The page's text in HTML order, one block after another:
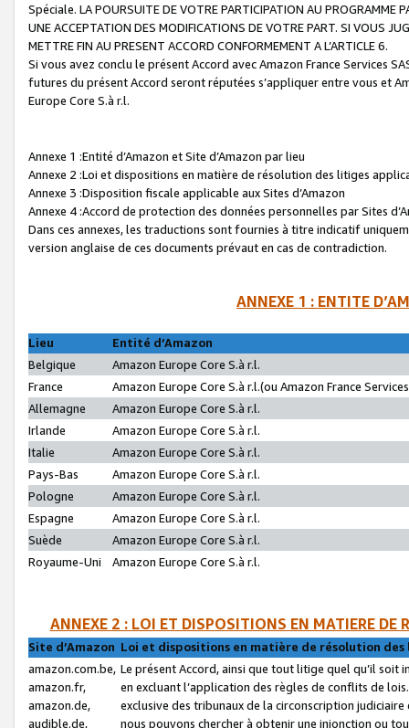
Spéciale. LA POURSUITE DE VOTRE PARTICIPATION AU PROGRAMME
UNE ACCEPTATION DES MODIFICATIONS DE VOTRE PART. SI VOUS
METTRE FIN AU PRESENT ACCORD CONFORMEMENT A L’ARTICLE 6.
Si vous avez conclu le présent Accord avec Amazon France Services
futures du présent Accord seront réputées s’appliquer entre vous et
Europe Core S.à r.l.
Annexe 1 :Entité d’Amazon et Site d’Amazon par lieu
Annexe 2 :Loi et dispositions en matière de résolution des litiges
Annexe 3 :Disposition fiscale applicable aux Sites d’Amazon
Annexe 4 :Accord de protection des données personnelles par Sites
Dans ces annexes, les traductions sont fournies à titre indicatif
version anglaise de ces documents prévaut en cas de contradiction.
ANNEXE 1 : ENTITE
Lieu
Entité d’Amazon
Belgique
Amazon Europe Core S.à r.l.
France
Amazon Europe Core S.à r.l.(ou Amazon France
Allemagne
Amazon Europe Core S.à r.l.
Irlande
Amazon Europe Core S.à r.l.
Italie
Amazon Europe Core S.à r.l.
Pays-Bas
Amazon Europe Core S.à r.l.
Pologne
Amazon Europe Core S.à r.l.
Espagne
Amazon Europe Core S.à r.l.
Suède
Amazon Europe Core S.à r.l.
Royaume-Uni
Amazon Europe Core S.à r.l.
ANNEXE 2 : LOI ET DISPOSITIONS EN MATIERE DE
Site d’Amazon Loi et dispositions en matière de résolution
amazon.com.be,
amazon.fr,
amazon.de,
audible.de,
Le présent Accord, ainsi que tout litige quel qu’il soit
en excluant l’application des règles de conflits de
exclusive des tribunaux de la circonscription
nous pouvons chercher à obtenir une injonction ou